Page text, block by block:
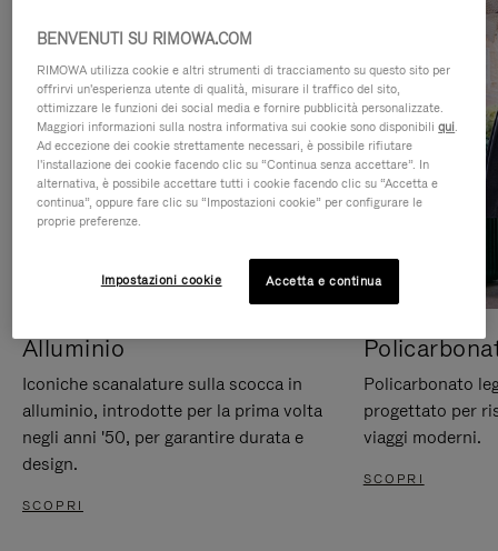
Alluminio
Iconiche scanalature sulla scocca in
alluminio, introdotte per la prima volta
negli anni '50, per garantire durata e
design.
SCOPRI
Policarbonato
progettato per
viaggi moderni.
SCOPRI
BENVENUTI SU RIMOWA.COM
RIMOWA utilizza cookie e altri strumenti di tracciamento su questo sito per
offrirvi un'esperienza utente di qualità, misurare il traffico del sito,
ottimizzare le funzioni dei social media e fornire pubblicità personalizzate.
Maggiori informazioni sulla nostra informativa sui cookie sono disponibiliqui.
Ad eccezione dei cookie strettamente necessari, è possibile rifiutare
l'installazione dei cookie facendo clic su “Continua senza accettare”. In
alternativa, è possibile accettare tutti i cookie facendo clic su “Accetta e
continua”, oppure fare clic su “Impostazioni cookie” per configurare le
proprie preferenze.
Impostazioni cookie Accetta e continua